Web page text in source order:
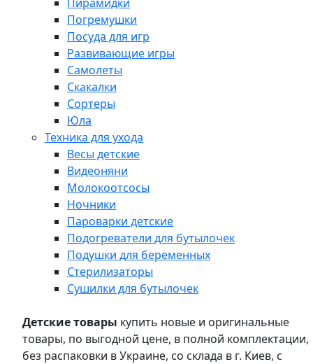
Погремушки
Посуда для игр
Развивающие игры
Самолеты
Скакалки
Сортеры
Юла
Техника для ухода
Весы детские
Видеоняни
Молокоотсосы
Ночники
Пароварки детские
Подогреватели для бутылочек
Подушки для беременных
Стерилизаторы
Сушилки для бутылочек
Детские товары купить новые и оригинальные
товары, по выгодной цене, в полной комплектации,
без распаковки в Украине, со склада в г. Киев, с